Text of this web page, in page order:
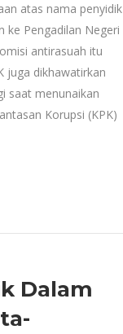
atas nama penyidik
ke Pengadilan Negeri
antirasuah itu
juga dikhawatirkan
saat menunaikan
Korupsi (KPK)
Dalam